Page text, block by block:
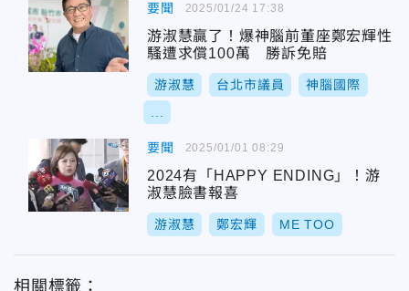
要聞
游淑慧贏了！爆神腦前董座鄭宏輝性
騷遭求償100萬 勝訴免賠
游淑慧 台北市議員 神腦國際
2025/01/24 17:38
要聞
2024有「HAPPY ENDING」！游
淑慧臉書報喜
游淑慧 鄭宏輝 ME TOO
2025/01/01 08:29
相關標籤：